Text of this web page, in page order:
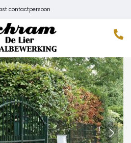
Hoge kwaliteit
Dubbel